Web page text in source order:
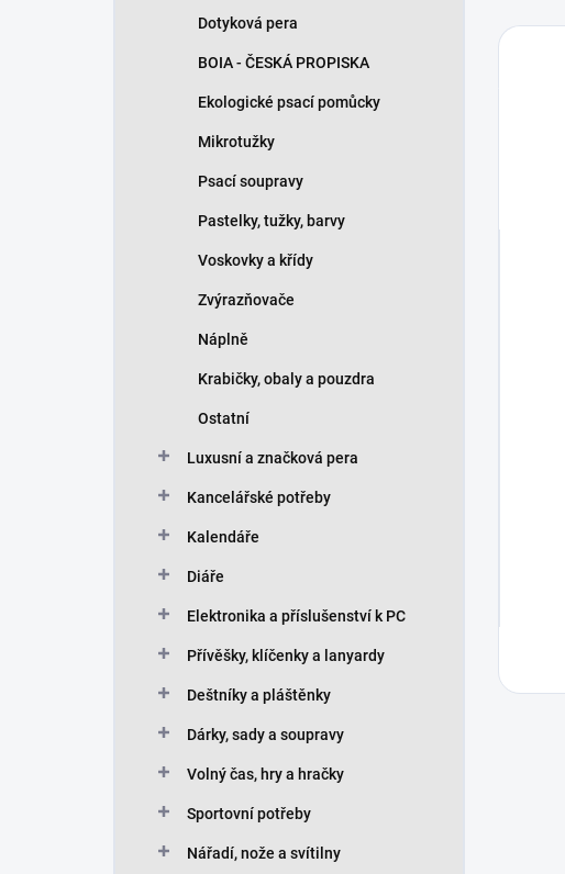
Dotyková pera
BOIA - ČESKÁ PROPISKA
Ekologické psací pomůcky
Mikrotužky
Psací soupravy
Pastelky, tužky, barvy
Voskovky a křídy
Zvýrazňovače
Náplně
Krabičky, obaly a pouzdra
Ostatní
Luxusní a značková pera
Kancelářské potřeby
Kalendáře
Diáře
Elektronika a příslušenství k PC
Přívěšky, klíčenky a lanyardy
Deštníky a pláštěnky
Dárky, sady a soupravy
Volný čas, hry a hračky
Sportovní potřeby
Nářadí, nože a svítilny